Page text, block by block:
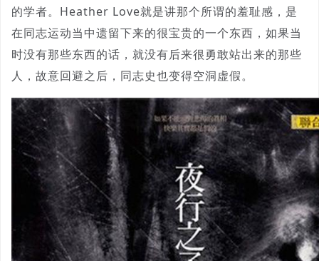
的学者。Heather Love就是讲那个所谓的羞耻感，是
在同志运动当中遗留下来的很宝贵的一个东西，如果当
时没有那些东西的话，就没有后来很勇敢站出来的那些
人，故意回避之后，同志史也变得空洞虚假。